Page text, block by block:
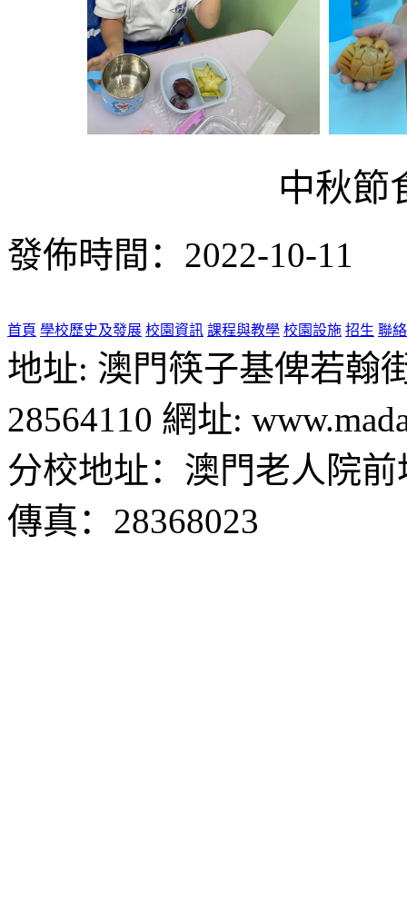
中秋節
發佈時間：2022-10-11
首頁 學校歷史及發展 校園資訊 課程與教學 校園設施 招生 聯
地址: 澳門筷子基俾若翰
28564110 網址:
分校地址：澳門老人院
傳真：28368023